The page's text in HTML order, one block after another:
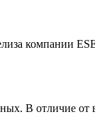
компании
В отличие